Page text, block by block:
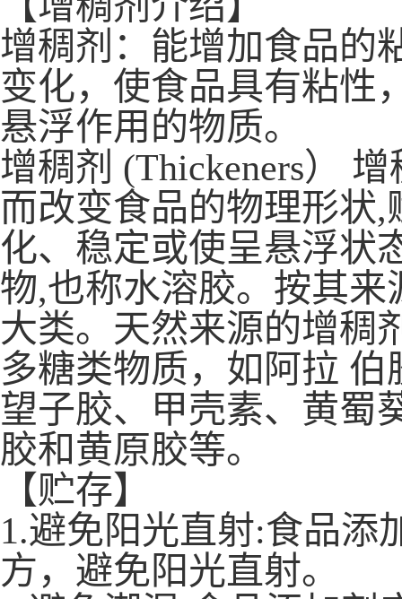
增稠剂：能增加食品的
变化，使食品具有粘性
悬浮作用的物质。
增稠剂 (Thickeners）
而改变食品的物理形状
化、稳定或使呈悬浮状
物,也称水溶胶。按其
大类。天然来源的增稠
多糖类物质，如阿拉
望子胶、甲壳素、黄蜀
胶和黄原胶等。
【贮存】
1.避免阳光直射:食品添
方，避免阳光直射。